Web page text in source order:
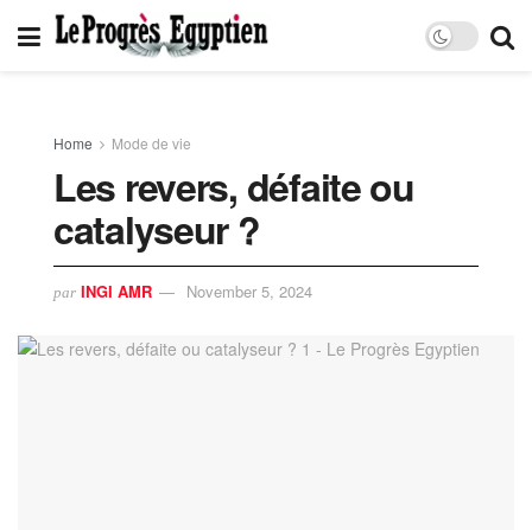
Home Mode de vie
Les revers, défaite ou
catalyseur ?
par INGI AMR November 5, 2024